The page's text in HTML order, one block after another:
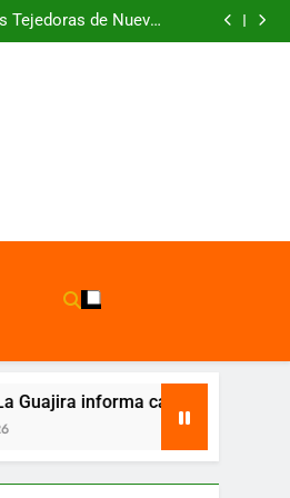
por La Guajira»
trascendentales
Revista SER Caribe
trascendentales
temporales en sus